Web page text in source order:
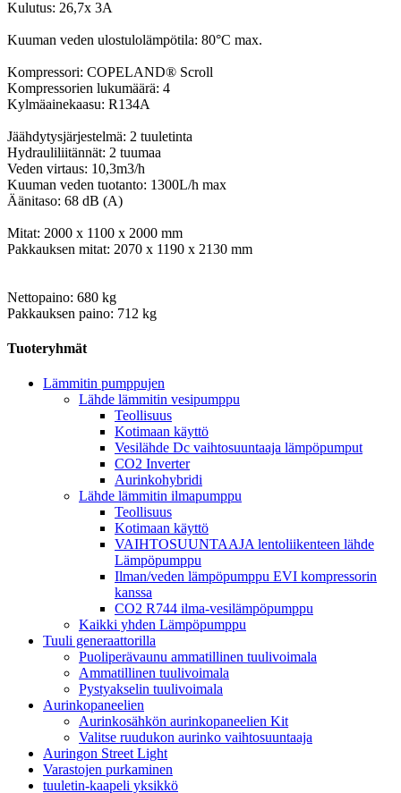
Kulutus: 26,7x 3A
Kuuman veden ulostulolämpötila: 80°C max.
Kompressori: COPELAND® Scroll
Kompressorien lukumäärä: 4
Kylmäainekaasu: R134A
Jäähdytysjärjestelmä: 2 tuuletinta
Hydrauliliitännät: 2 tuumaa
Veden virtaus: 10,3m3/h
Kuuman veden tuotanto: 1300L/h max
Äänitaso: 68 dB (A)
Mitat: 2000 x 1100 x 2000 mm
Pakkauksen mitat: 2070 x 1190 x 2130 mm
Nettopaino: 680 kg
Pakkauksen paino: 712 kg
Tuoteryhmät
Lämmitin pumppujen
Lähde lämmitin vesipumppu
Teollisuus
Kotimaan käyttö
Vesilähde Dc vaihtosuuntaaja lämpöpumput
CO2 Inverter
Aurinkohybridi
Lähde lämmitin ilmapumppu
Teollisuus
Kotimaan käyttö
VAIHTOSUUNTAAJA lentoliikenteen lähde
Lämpöpumppu
Ilman/veden lämpöpumppu EVI kompressorin
kanssa
CO2 R744 ilma-vesilämpöpumppu
Kaikki yhden Lämpöpumppu
Tuuli generaattorilla
Puoliperävaunu ammatillinen tuulivoimala
Ammatillinen tuulivoimala
Pystyakselin tuulivoimala
Aurinkopaneelien
Aurinkosähkön aurinkopaneelien Kit
Valitse ruudukon aurinko vaihtosuuntaaja
Auringon Street Light
Varastojen purkaminen
tuuletin-kaapeli yksikkö